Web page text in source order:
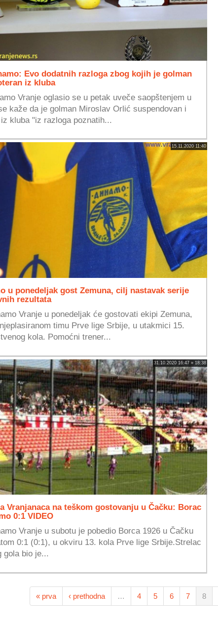
Evo dodatnih razloga zbog kojih je golman
iz kluba
Vranje oglasio se u petak uveče saopštenjem u
kaže da je golman Miroslav Orlić suspendovan i
kluba "iz razloga poznatih...
15.11.2020 11:40
u ponedeljak gost Zemuna, cilj nastavak serije
rezultata
Vranje u ponedeljak će gostovati ekipi Zemuna,
timu Prve lige Srbije, u utakmici 15.
kola. Pomoćni trener...
31.10.2020 16:47 » 18:38
Vranjanaca na teškom gostovanju u Čačku: Borac
0:1 VIDEO
Vranje u subotu je pobedio Borca 1926 u Čačku
0:1 (0:1), u okviru 13. kola Prve lige Srbije.Strelac
gola bio je...
« prva ‹ prethodna … 4 5 6 7 8